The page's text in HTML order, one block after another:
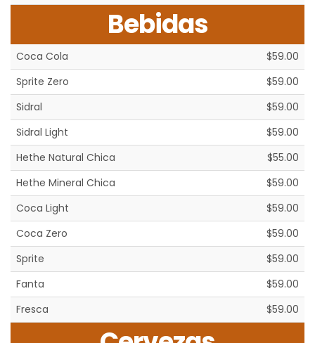
Bebidas
Coca Cola
$59.00
Sprite Zero
$59.00
Sidral
$59.00
Sidral Light
$59.00
Hethe Natural Chica
$55.00
Hethe Mineral Chica
$59.00
Coca Light
$59.00
Coca Zero
$59.00
Sprite
$59.00
Fanta
$59.00
Fresca
$59.00